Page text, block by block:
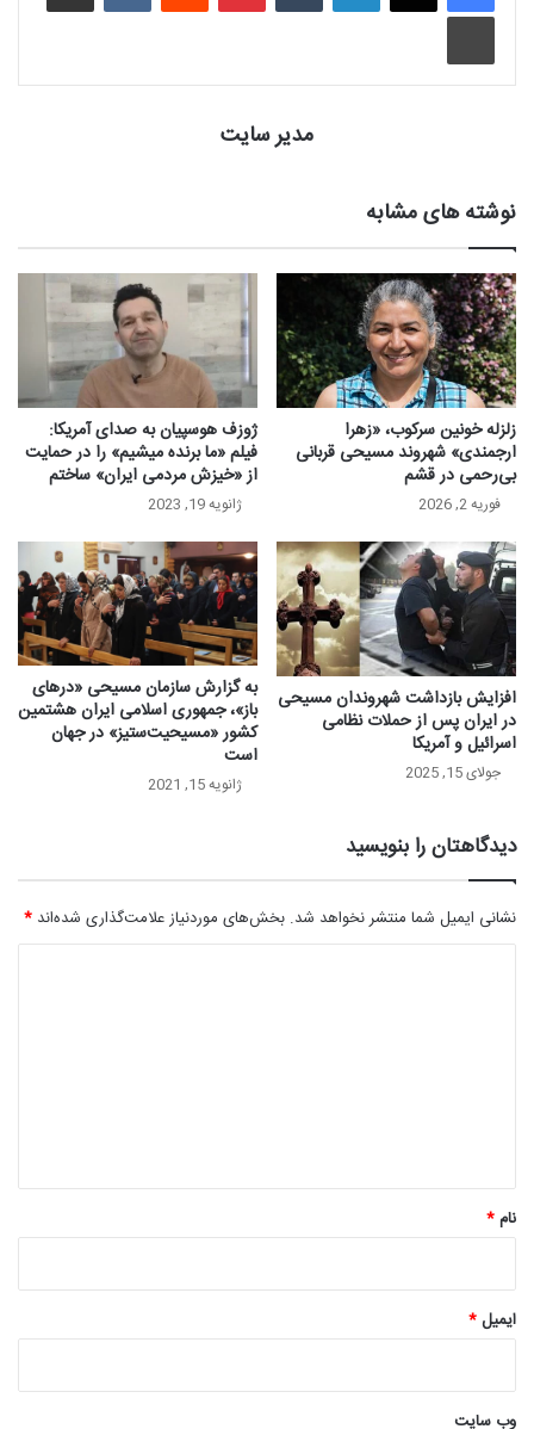
چاپ
مدیر سایت
نوشته های مشابه
زلزله خونین سرکوب، «زهرا
ارجمندی» شهروند مسیحی قربانی
بی‌رحمی در قشم
فوریه 2, 2026
ژوزف هوسپیان به صدای آمریکا:
فیلم «ما برنده میشیم» را در حمایت
از «خیزش مردمی ایران» ساختم
ژانویه 19, 2023
افزایش بازداشت شهروندان مسیحی
در ایران پس از حملات نظامی
اسرائیل و آمریکا
جولای 15, 2025
به گزارش سازمان مسیحی «درهای
باز»، جمهوری اسلامی ایران هشتمین
کشور «مسیحیت‌ستیز» در جهان
است
ژانویه 15, 2021
دیدگاهتان را بنویسید
نشانی ایمیل شما منتشر نخواهد شد. بخش‌های موردنیاز علامت‌گذاری شده‌اند *
نام*
ایمیل *
وب‌ سایت